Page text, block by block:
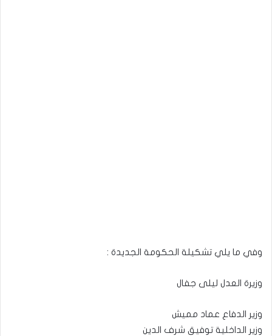
وفي ما يلي تشكيلة الحكومة الجديدة :
وزيرة العدل ليلى جفال
وزير الدفاع عماد مميش
وزير الداخلية توفيق شرف الدين